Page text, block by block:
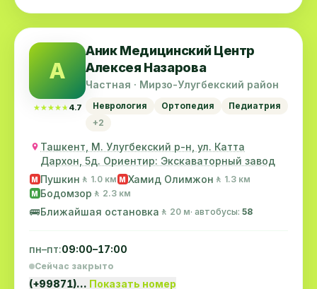
А
★★★★★
★★★★★ 4.7
Аник Медицинский Центр
Алексея Назарова
Частная · Мирзо-Улугбекский район
Неврология Ортопедия
Педиатрия
+2
Ташкент, М. Улугбекский р-н, ул. Катта
Дархон, 5д. Ориентир: Экскаваторный завод
M Пушкин 🚶 1.0 км M Хамид Олимжон 🚶 1.3 км
M Бодомзор 🚶 2.3 км
🚌Ближайшая остановка 🚶 20 м· автобусы: 58
пн–пт:09:00–17:00
Сейчас закрыто
(+99871)… Показать номер